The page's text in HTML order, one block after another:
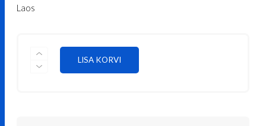
Laos
JALGRATTARAAM
TÕSTETAVA
TUGIVARREGA
LISA KORVI